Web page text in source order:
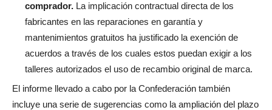
comprador. La implicación contractual directa de los
fabricantes en las reparaciones en garantía y
mantenimientos gratuitos ha justificado la exención de
acuerdos a través de los cuales estos puedan exigir a los
talleres autorizados el uso de recambio original de marca.
El informe llevado a cabo por la Confederación también
incluye una serie de sugerencias como la ampliación del plazo